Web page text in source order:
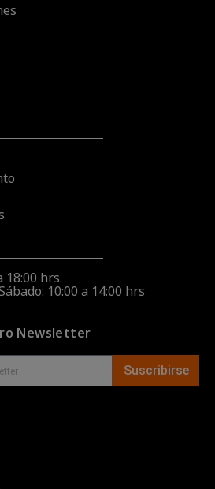
18:00 hrs.
10:00 a 14:00 hrs
Newsletter
Suscribirse